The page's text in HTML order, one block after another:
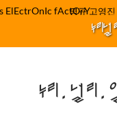
ElEctrOnIc fActOrY
박정관 조명규 고영진
누리
누리.널리.